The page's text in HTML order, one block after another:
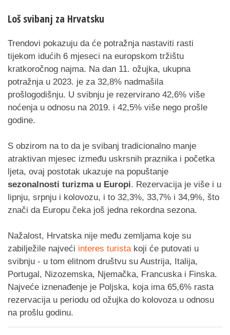
Loš svibanj za Hrvatsku
Trendovi pokazuju da će potražnja nastaviti rasti
tijekom idućih 6 mjeseci na europskom tržištu
kratkoročnog najma. Na dan 11. ožujka, ukupna
potražnja u 2023. je za 32,8% nadmašila
prošlogodišnju. U svibnju je rezervirano 42,6% više
noćenja u odnosu na 2019. i 42,5% više nego prošle
godine.
S obzirom na to da je svibanj tradicionalno manje
atraktivan mjesec između uskrsnih praznika i početka
ljeta, ovaj postotak ukazuje na popuštanje
sezonalnosti turizma u Europi. Rezervacija je više i u
lipnju, srpnju i kolovozu, i to 32,3%, 33,7% i 34,9%, što
znači da Europu čeka još jedna rekordna sezona.
Nažalost, Hrvatska nije među zemljama koje su
zabilježile najveći interes turistakoji će putovati u
svibnju - u tom elitnom društvu su Austrija, Italija,
Portugal, Nizozemska, Njemačka, Francuska i Finska.
Najveće iznenađenje je Poljska, koja ima 65,6% rasta
rezervacija u periodu od ožujka do kolovoza u odnosu
na prošlu godinu.